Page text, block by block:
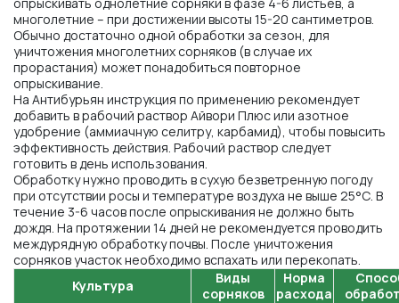
многолетние – при достижении высоты 15-20 сантиметров.
Обычно достаточно одной обработки за сезон, для
уничтожения многолетних сорняков (в случае их
прорастания) может понадобиться повторное
опрыскивание.
На Антибурьян инструкция по применению рекомендует
добавить в рабочий раствор Айвори Плюс или азотное
удобрение (аммиачную селитру, карбамид), чтобы повысить
эффективность действия. Рабочий раствор следует
готовить в день использования.
Обработку нужно проводить в сухую безветренную погоду
при отсутствии росы и температуре воздуха не выше 25°С. В
течение 3-6 часов после опрыскивания не должно быть
дождя. На протяжении 14 дней не рекомендуется проводить
междурядную обработку почвы. После уничтожения
сорняков участок необходимо вспахать или перекопать.
Культура
Виды
сорняков
Норма
расхода